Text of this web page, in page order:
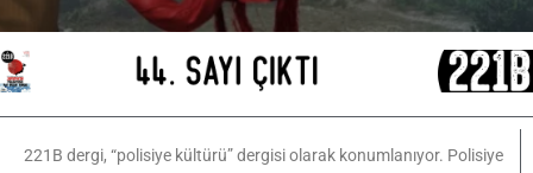
221B dergi, “polisiye kültürü” dergisi olarak konumlanıyor. Polisiye